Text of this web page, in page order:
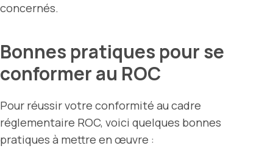
concernés.
Bonnes pratiques pour se
conformer au ROC
Pour réussir votre conformité au cadre
réglementaire ROC, voici quelques bonnes
pratiques à mettre en œuvre :